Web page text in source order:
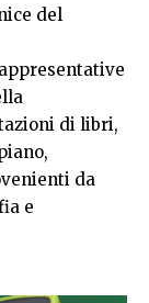
del
di libri,
da
e